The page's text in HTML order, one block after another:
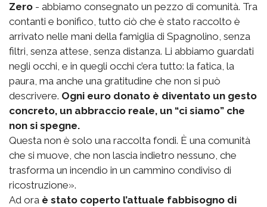
Zero - abbiamo consegnato un pezzo di comunità. Tra
contanti e bonifico, tutto ciò che è stato raccolto è
arrivato nelle mani della famiglia di Spagnolino, senza
filtri, senza attese, senza distanza. Li abbiamo guardati
negli occhi, e in quegli occhi c’era tutto: la fatica, la
paura, ma anche una gratitudine che non si può
descrivere. Ogni euro donato è diventato un gesto
concreto, un abbraccio reale, un “ci siamo” che
non si spegne.
Questa non è solo una raccolta fondi. È una comunità
che si muove, che non lascia indietro nessuno, che
trasforma un incendio in un cammino condiviso di
ricostruzione».
Ad ora è stato coperto l’attuale fabbisogno di